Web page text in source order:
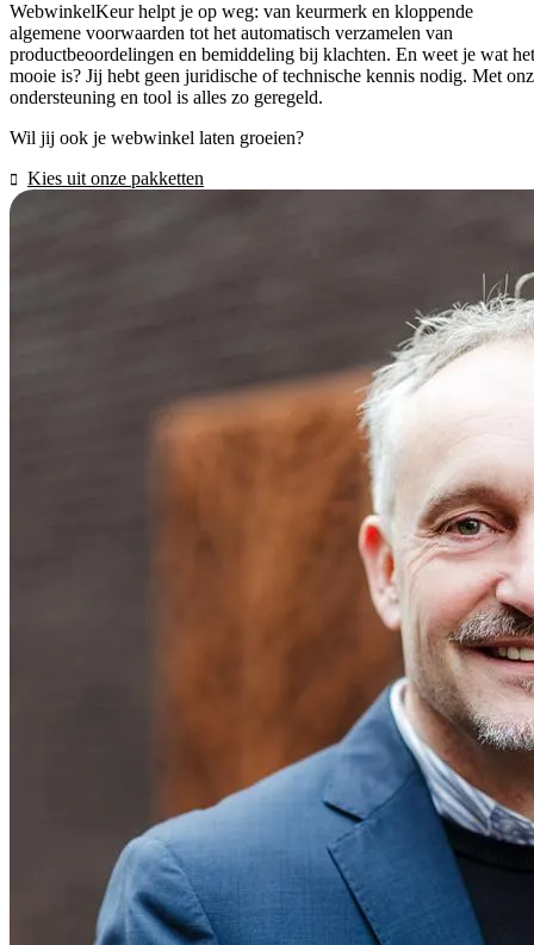
WebwinkelKeur helpt je op weg: van keurmerk en kloppende
algemene voorwaarden tot het automatisch verzamelen van
productbeoordelingen en bemiddeling bij klachten. En weet je wat het
mooie is? Jij hebt geen juridische of technische kennis nodig. Met
ondersteuning en tool is alles zo geregeld.
Wil jij ook je webwinkel laten groeien?
Kies uit onze pakketten